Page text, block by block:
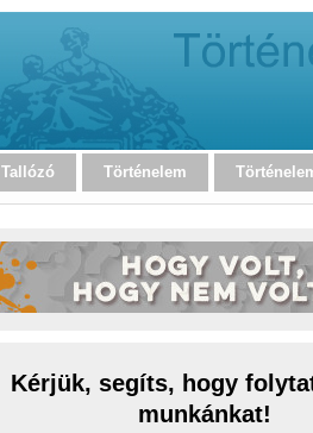
Tallózó Történelem
Kérjük, segíts, hogy
munkánkat!